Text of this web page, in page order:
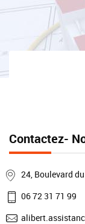
Contactez-
24, Boulevard
06 72 31 71 99